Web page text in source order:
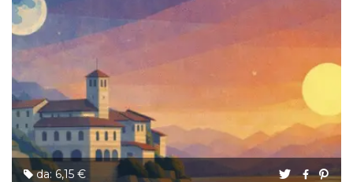
da: 6,15 €